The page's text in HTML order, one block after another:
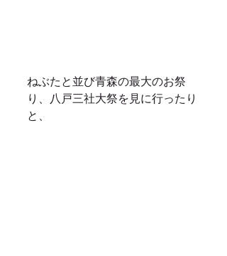
ねぶたと並び青森の最大のお祭
り、八戸三社大祭を見に行ったり
と、